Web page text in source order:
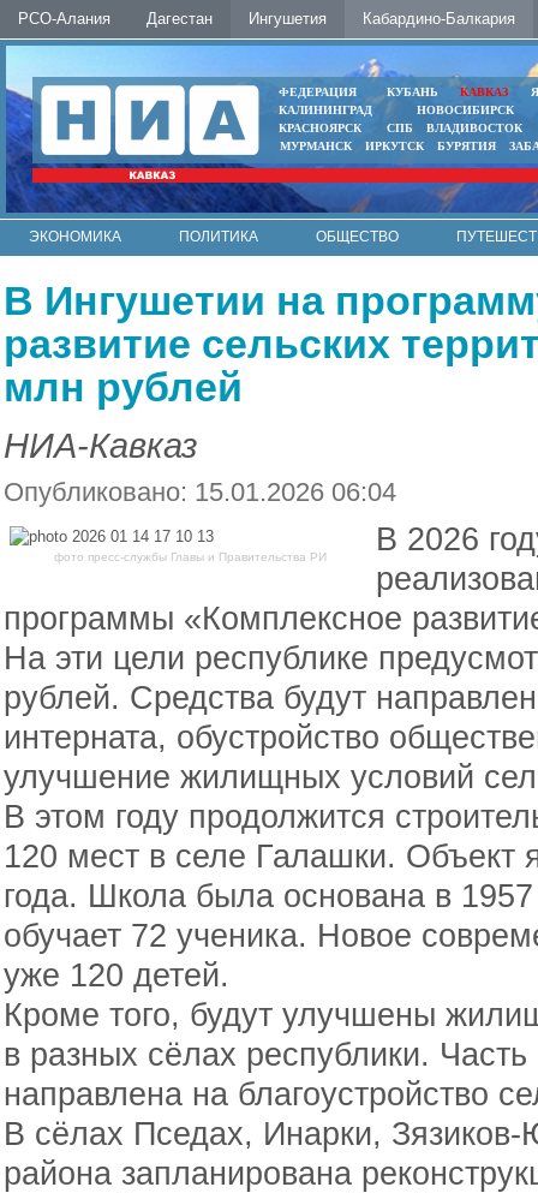
РСО-Алания Дагестан Ингушетия Кабардино-Балкария
ФЕДЕРАЦИЯ КУБАНЬ КАВКАЗ
КАЛИНИНГРАД
НОВОСИБИРСК
КРАСНОЯРСК
СПБ
ВЛАДИВОСТОК
МУРМАНСК
ИРКУТСК БУРЯТИЯ
ЭКОНОМИКА ПОЛИТИКА ОБЩЕСТВО
В Ингушетии на
развитие сельских
млн рублей
НИА-Кавказ
Опубликовано: 15.01.2026 06:04
фото пресс-службы Главы и Правительства РИ
В 2026
программы «Комплексное
На эти цели республике
рублей. Средства будут
интерната, обустройство
улучшение жилищных условий
В этом году продолжится
120 мест в селе Галашки. Объект
года. Школа была основана в
обучает 72 ученика. Новое
уже 120 детей.
Кроме того, будут улучшены
в разных сёлах республики. Часть
направлена на благоустройство
В сёлах Пседах, Инарки,
района запланирована